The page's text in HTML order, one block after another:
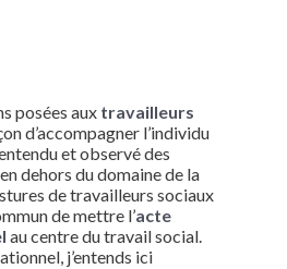
posées aux travailleurs
d’accompagner l’individu
entendu et observé des
dehors du domaine de la
de travailleurs sociaux
de mettre l’acte
au centre du travail social.
j’entends ici